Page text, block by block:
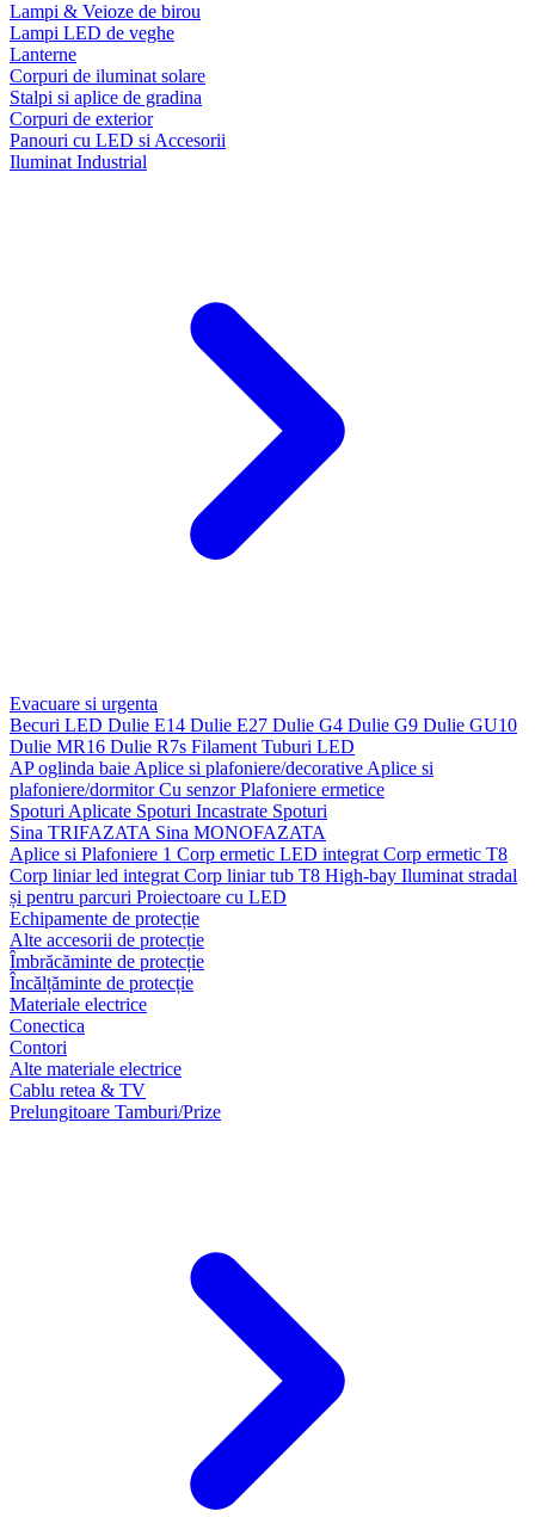
Lampi & Veioze de birou
Lampi LED de veghe
Lanterne
Corpuri de iluminat solare
Stalpi si aplice de gradina
Corpuri de exterior
Panouri cu LED si Accesorii
Iluminat Industrial
Evacuare si urgenta
Becuri LED Dulie E14 Dulie E27 Dulie G4 Dulie G9 Dulie GU10
Dulie MR16 Dulie R7s Filament Tuburi LED
AP oglinda baie Aplice si plafoniere/decorative Aplice si
plafoniere/dormitorCu senzorPlafoniere ermetice
Spoturi Aplicate Spoturi Incastrate Spoturi
Sina TRIFAZATA Sina MONOFAZATA
Aplice si Plafoniere 1 Corp ermetic LED integrat Corp ermetic T8
Corp liniar led integrat Corp liniar tub T8 High-bay Iluminat stradal
și pentru parcuri Proiectoare cu LED
Echipamente de protecție
Alte accesorii de protecție
Îmbrăcăminte de protecție
Încălțăminte de protecție
Materiale electrice
Conectica
Contori
Alte materiale electrice
Cablu retea & TV
Prelungitoare Tamburi/Prize